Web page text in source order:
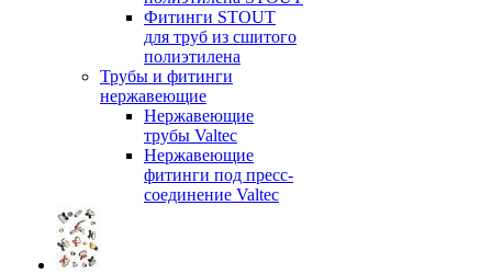
Фитинги STOUT
для труб из сшитого
полиэтилена
Трубы и фитинги
нержавеющие
Нержавеющие
трубы Valtec
Нержавеющие
фитинги под пресс-
соединение Valtec